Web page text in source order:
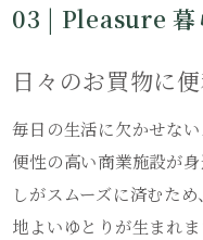
03 | Pleasure 暮
日々のお買物に
毎日の生活に欠かせな
便性の高い商業施設が
しがスムーズに済むた
地よいゆとりが生まれま